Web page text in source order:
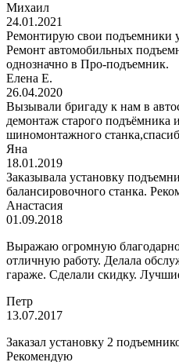
Михаил
24.01.2021
Ремонтирую свои подъемники
Ремонт автомобильных
однозначно в Про-подъемник.
Елена Е.
26.04.2020
Вызывали бригаду к нам в
демонтаж старого подъёмника
шиномонтажного
Яна
18.01.2019
Заказывала установку
балансировочного станка.
Анастасия
01.09.2018
Выражаю огромную
отличную работу. Делала
гараже. Сделали скидку.
Петр
13.07.2017
Заказал установку 2
Рекомендую